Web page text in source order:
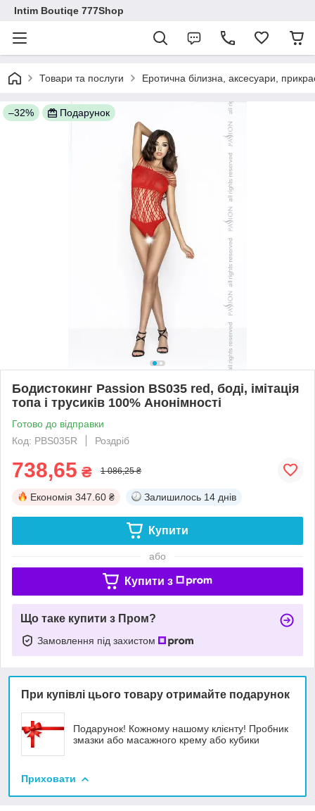
Intim Boutiqe 777Shop
Товари та послуги Еротична білизна, аксесуари,
–32% Подарунок
Бодистокинг Passion BS035 red, боді, імітація
топа і трусиків 100% Анонімності
Готово до відправки
Код: PBS035R
Роздріб
738,65 ₴ 1 086,25 ₴
Економія 347.60 ₴ Залишилось 14 днів
Купити
або
Купити з
Що таке купити з Пром?
Замовлення під захистом
При купівлі цього товару отримайте подарунок
Подарунок! Кожному нашому клієнту! Пробник
змазки або масажного крему або кубики
Приховати